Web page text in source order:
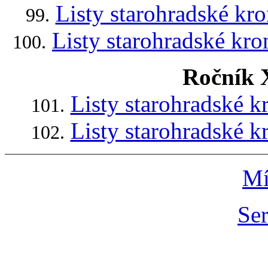
99. Listy starohradské
100. Listy starohradské
Ročník
101. Listy starohradské
102. Listy starohradské